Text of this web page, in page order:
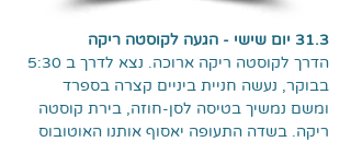
31.3 יום שישי - הגעה לקוסטה ריקה
הדרך לקוסטה ריקה ארוכה. נצא לדרך ב 5:30
בבוקר, נעשה חניית ביניים קצרה בספרד
ומשם נמשיך בטיסה לסן-חוזה, בירת קוסטה
ריקה. בשדה התעופה יאסוף אותנו האוטובוס